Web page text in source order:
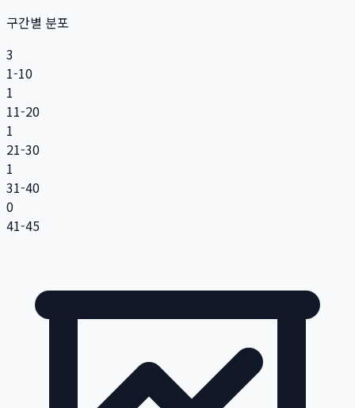
구간별 분포
3
1-10
1
11-20
1
21-30
1
31-40
0
41-45